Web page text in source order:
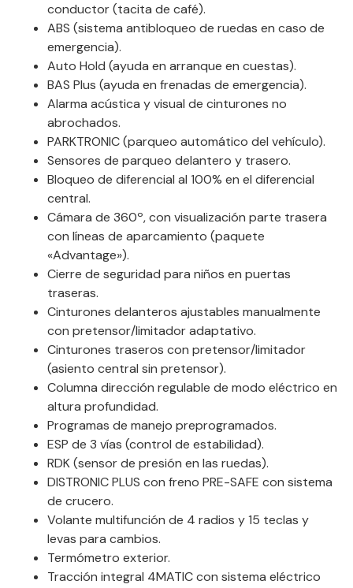
conductor (tacita de café).
ABS (sistema antibloqueo de ruedas en caso de
emergencia).
Auto Hold (ayuda en arranque en cuestas).
BAS Plus (ayuda en frenadas de emergencia).
Alarma acústica y visual de cinturones no
abrochados.
PARKTRONIC (parqueo automático del vehículo).
Sensores de parqueo delantero y trasero.
Bloqueo de diferencial al 100% en el diferencial
central.
Cámara de 360º, con visualización parte trasera
con líneas de aparcamiento (paquete
«Advantage»).
Cierre de seguridad para niños en puertas
traseras.
Cinturones delanteros ajustables manualmente
con pretensor/limitador adaptativo.
Cinturones traseros con pretensor/limitador
(asiento central sin pretensor).
Columna dirección regulable de modo eléctrico en
altura profundidad.
Programas de manejo preprogramados.
ESP de 3 vías (control de estabilidad).
RDK (sensor de presión en las ruedas).
DISTRONIC PLUS con freno PRE-SAFE con sistema
de crucero.
Volante multifunción de 4 radios y 15 teclas y
levas para cambios.
Termómetro exterior.
Tracción integral 4MATIC con sistema eléctrico